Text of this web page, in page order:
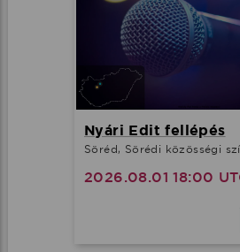
Nyári Edit fellépés
Söréd, Sörédi közösségi
2026.08.01 18:00